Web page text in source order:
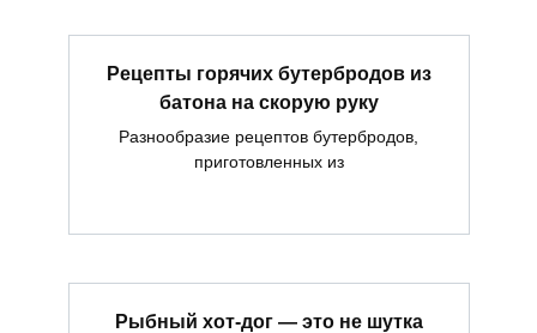
Рецепты горячих бутербродов из
батона на скорую руку
Разнообразие рецептов бутербродов,
приготовленных из
Рыбный хот-дог — это не шутка